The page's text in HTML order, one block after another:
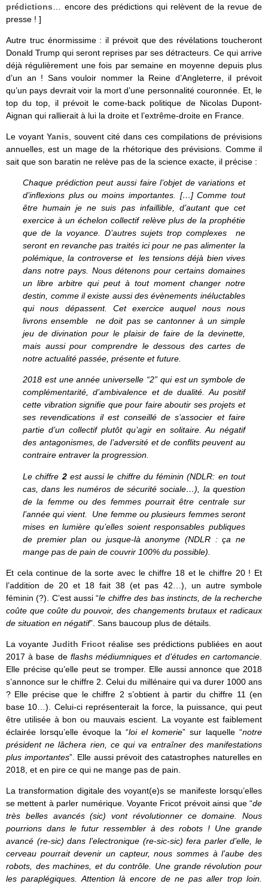
prédictions … encore des prédictions qui relèvent de la revue de
presse ! ]
Autre truc énormissime : il prévoit que des révélations toucheront
Donald Trump qui seront reprises par ses détracteurs. Ce qui arrive
déjà régulièrement une fois par semaine en moyenne depuis plus
d’un an ! Sans vouloir nommer la Reine d’Angleterre, il prévoit
qu’un pays devrait voir la mort d’une personnalité couronnée. Et, le
top du top, il prévoit le come-back politique de Nicolas Dupont-
Aignan qui rallierait à lui la droite et l’extrême-droite en France.
Le voyant Yanis, souvent cité dans ces compilations de prévisions
annuelles, est un mage de la rhétorique des prévisions. Comme il
sait que son baratin ne relève pas de la science exacte, il précise :
Chaque prédiction peut aussi faire l’objet de variations et
d’inflexions plus ou moins importantes. […] Comme tout
être humain je ne suis pas infaillible, d’autant que cet
exercice à un échelon collectif relève plus de la prophétie
que de la voyance. D’autres sujets trop complexes ne
seront en revanche pas traités ici pour ne pas alimenter la
polémique, la controverse et les tensions déjà bien vives
dans notre pays. Nous détenons pour certains domaines
un libre arbitre qui peut à tout moment changer notre
destin, comme il existe aussi des évènements inéluctables
qui nous dépassent. Cet exercice auquel nous nous
livrons ensemble ne doit pas se cantonner à un simple
jeu de divination pour le plaisir de faire de la devinette,
mais aussi pour comprendre le dessous des cartes de
notre actualité passée, présente et future.
2018 est une année universelle “2” qui est un symbole de
complémentarité, d’ambivalence et de dualité. Au positif
cette vibration signifie que pour faire aboutir ses projets et
ses revendications il est conseillé de s’associer et faire
partie d’un collectif plutôt qu’agir en solitaire. Au négatif
des antagonismes, de l’adversité et de conflits peuvent au
contraire entraver la progression.
Le chiffre 2est aussi le chiffre du féminin (NDLR: en tout
cas, dans les numéros de sécurité sociale…), la question
de la femme ou des femmes pourrait être centrale sur
l’année qui vient. Une femme ou plusieurs femmes seront
mises en lumière qu’elles soient responsables publiques
de premier plan ou jusque-là anonyme (NDLR : ça ne
mange pas de pain de couvrir 100% du possible).
Et cela continue de la sorte avec le chiffre 18 et le chiffre 20 ! Et
l’addition de 20 et 18 fait 38 (et pas 42…), un autre symbole
féminin (?). C’est aussi “le chiffre des bas instincts, de la recherche
coûte que coûte du pouvoir, des changements brutaux et radicaux
de situation en négatif”. Sans baucoup plus de détails.
La voyante Judith Fricot réalise ses prédictions publiées en aout
2017 à base de flashs médiumniques et d’études en cartomancie
Elle précise qu’elle peut se tromper. Elle aussi annonce que 2018
s’annonce sur le chiffre 2. Celui du millénaire qui va durer 1000 ans
? Elle précise que le chiffre 2 s’obtient à partir du chiffre 11 (en
base 10…). Celui-ci représenterait la force, la puissance, qui peut
être utilisée à bon ou mauvais escient. La voyante est faiblement
éclairée lorsqu’elle évoque la “loi el komerie” sur laquelle “notre
président ne lâchera rien, ce qui va entraîner des manifestations
plus importantes”. Elle aussi prévoit des catastrophes naturelles en
2018, et en pire ce qui ne mange pas de pain.
La transformation digitale des voyant(e)s se manifeste lorsqu’elles
se mettent à parler numérique. Voyante Fricot prévoit ainsi que “de
très belles avancés (sic) vont révolutionner ce domaine. Nous
pourrions dans le futur ressembler à des robots ! Une grande
avancé (re-sic) dans l’electronique (re-sic-sic) fera parler d’elle, le
cerveau pourrait devenir un capteur, nous sommes à l’aube des
robots, des machines, et du contrôle. Une grande révolution pour
les paraplégiques. Attention là encore de ne pas aller trop loin.